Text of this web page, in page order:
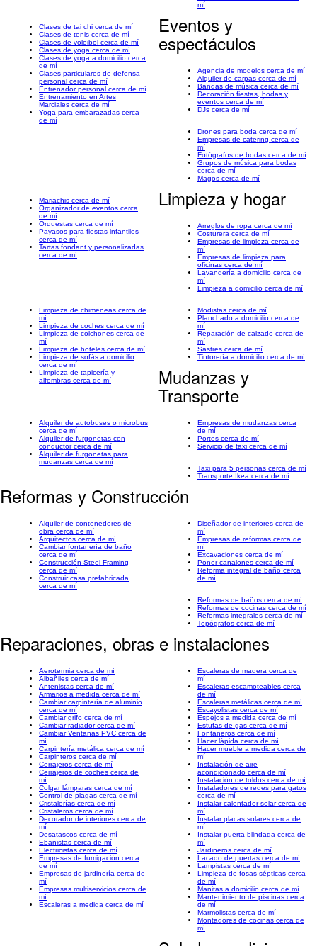
mí
Clases de tai chi cerca de mí
Clases de tenis cerca de mí
Clases de voleibol cerca de mí
Clases de yoga cerca de mí
Clases de yoga a domicilio cerca
de mí
Clases particulares de defensa
personal cerca de mí
Entrenador personal cerca de mí
Entrenamiento en Artes
Marciales cerca de mí
Yoga para embarazadas cerca
de mí
Eventos y
espectáculos
Agencia de modelos cerca de mí
Alquiler de carpas cerca de mí
Bandas de música cerca de mí
Decoración fiestas, bodas y
eventos cerca de mí
DJs cerca de mí
Drones para boda cerca de mí
Empresas de catering cerca de
mí
Fotógrafos de bodas cerca de mí
Grupos de música para bodas
cerca de mí
Magos cerca de mí
Mariachis cerca de mí
Organizador de eventos cerca
de mí
Orquestas cerca de mí
Payasos para fiestas infantiles
cerca de mí
Tartas fondant y personalizadas
cerca de mí
Limpieza y hogar
Arreglos de ropa cerca de mí
Costurera cerca de mí
Empresas de limpieza cerca de
mí
Empresas de limpieza para
oficinas cerca de mí
Lavandería a domicilio cerca de
mí
Limpieza a domicilio cerca de mí
Limpieza de chimeneas cerca de
mí
Limpieza de coches cerca de mí
Limpieza de colchones cerca de
mí
Limpieza de hoteles cerca de mí
Limpieza de sofás a domicilio
cerca de mí
Limpieza de tapicería y
alfombras cerca de mí
Modistas cerca de mí
Planchado a domicilio cerca de
mí
Reparación de calzado cerca de
mí
Sastres cerca de mí
Tintorería a domicilio cerca de mí
Mudanzas y
Transporte
Alquiler de autobuses o microbus
cerca de mí
Alquiler de furgonetas con
conductor cerca de mí
Alquiler de furgonetas para
mudanzas cerca de mí
Empresas de mudanzas cerca
de mí
Portes cerca de mí
Servicio de taxi cerca de mí
Taxi para 5 personas cerca de mí
Transporte Ikea cerca de mí
Reformas y Construcción
Alquiler de contenedores de
obra cerca de mí
Arquitectos cerca de mí
Cambiar fontanería de baño
cerca de mí
Construcción Steel Framing
cerca de mí
Construir casa prefabricada
cerca de mí
Diseñador de interiores cerca de
mí
Empresas de reformas cerca de
mí
Excavaciones cerca de mí
Poner canalones cerca de mí
Reforma integral de baño cerca
de mí
Reformas de baños cerca de mí
Reformas de cocinas cerca de mí
Reformas integrales cerca de mí
Topógrafos cerca de mí
Reparaciones, obras e instalaciones
Aerotermia cerca de mí
Albañiles cerca de mí
Antenistas cerca de mí
Armarios a medida cerca de mí
Cambiar carpintería de aluminio
cerca de mí
Cambiar grifo cerca de mí
Cambiar radiador cerca de mí
Cambiar Ventanas PVC cerca de
mí
Carpintería metálica cerca de mí
Carpinteros cerca de mí
Cerrajeros cerca de mí
Cerrajeros de coches cerca de
mí
Colgar lámparas cerca de mí
Control de plagas cerca de mí
Cristalerías cerca de mí
Cristaleros cerca de mí
Decorador de interiores cerca de
mí
Desatascos cerca de mí
Ebanistas cerca de mí
Electricistas cerca de mí
Empresas de fumigación cerca
de mí
Empresas de jardinería cerca de
mí
Empresas multiservicios cerca de
mí
Escaleras a medida cerca de mí
Escaleras de madera cerca de
mí
Escaleras escamoteables cerca
de mí
Escaleras metálicas cerca de mí
Escayolistas cerca de mí
Espejos a medida cerca de mí
Estufas de gas cerca de mí
Fontaneros cerca de mí
Hacer lápida cerca de mí
Hacer mueble a medida cerca de
mí
Instalación de aire
acondicionado cerca de mí
Instalación de toldos cerca de mí
Instaladores de redes para gatos
cerca de mí
Instalar calentador solar cerca de
mí
Instalar placas solares cerca de
mí
Instalar puerta blindada cerca de
mí
Jardineros cerca de mí
Lacado de puertas cerca de mí
Lampistas cerca de mí
Limpieza de fosas sépticas cerca
de mí
Manitas a domicilio cerca de mí
Mantenimiento de piscinas cerca
de mí
Marmolistas cerca de mí
Montadores de cocinas cerca de
mí